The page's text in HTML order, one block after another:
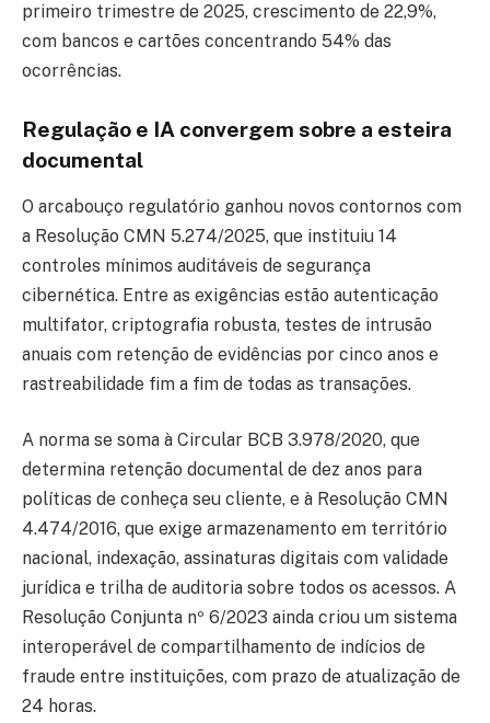
primeiro trimestre de 2025, crescimento de 22,9%,
com bancos e cartões concentrando 54% das
ocorrências.
Regulação e IA convergem sobre a esteira
documental
O arcabouço regulatório ganhou novos contornos com
a Resolução CMN 5.274/2025, que instituiu 14
controles mínimos auditáveis de segurança
cibernética. Entre as exigências estão autenticação
multifator, criptografia robusta, testes de intrusão
anuais com retenção de evidências por cinco anos e
rastreabilidade fim a fim de todas as transações.
A norma se soma à Circular BCB 3.978/2020, que
determina retenção documental de dez anos para
políticas de conheça seu cliente, e à Resolução CMN
4.474/2016, que exige armazenamento em território
nacional, indexação, assinaturas digitais com validade
jurídica e trilha de auditoria sobre todos os acessos. A
Resolução Conjunta nº 6/2023 ainda criou um sistema
interoperável de compartilhamento de indícios de
fraude entre instituições, com prazo de atualização de
24 horas.